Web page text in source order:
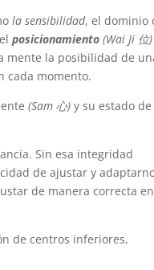
lasensibilidad, el dominio
posicionamiento (Wai Ji 位)
mente la posibilidad de
cada momento.
(Sam 心) y su estado de
Sin esa integridad
de ajustar y
de manera correcta en
de centros inferiores,